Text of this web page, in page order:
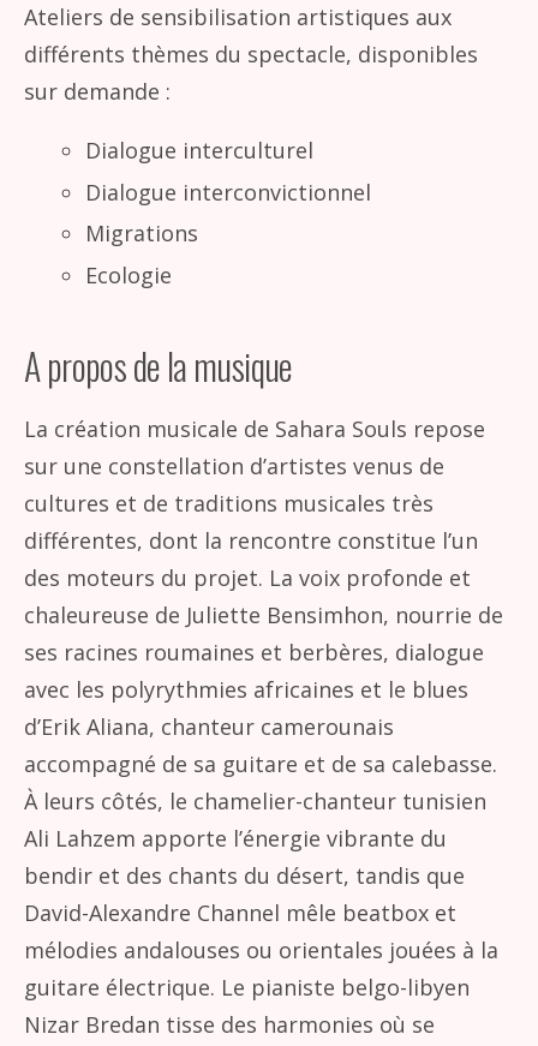
Ateliers de sensibilisation artistiques aux
différents thèmes du spectacle, disponibles
sur demande :
Dialogue interculturel
Dialogue interconvictionnel
Migrations
Ecologie
A propos de la musique
La création musicale de Sahara Souls repose
sur une constellation d’artistes venus de
cultures et de traditions musicales très
différentes, dont la rencontre constitue l’un
des moteurs du projet. La voix profonde et
chaleureuse de Juliette Bensimhon, nourrie de
ses racines roumaines et berbères, dialogue
avec les polyrythmies africaines et le blues
d’Erik Aliana, chanteur camerounais
accompagné de sa guitare et de sa calebasse.
À leurs côtés, le chamelier-chanteur tunisien
Ali Lahzem apporte l’énergie vibrante du
bendir et des chants du désert, tandis que
David-Alexandre Channel mêle beatbox et
mélodies andalouses ou orientales jouées à la
guitare électrique. Le pianiste belgo-libyen
Nizar Bredan tisse des harmonies où se